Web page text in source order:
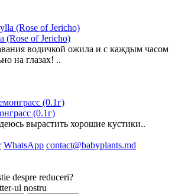
(Rose of Jericho)
водичкой ожила и с каждым часом
на глазах! ..
(0.1г)
вырастить хорошие кустики..
WhatsApp contact@babyplants.md
despre reduceri?
ul nostru